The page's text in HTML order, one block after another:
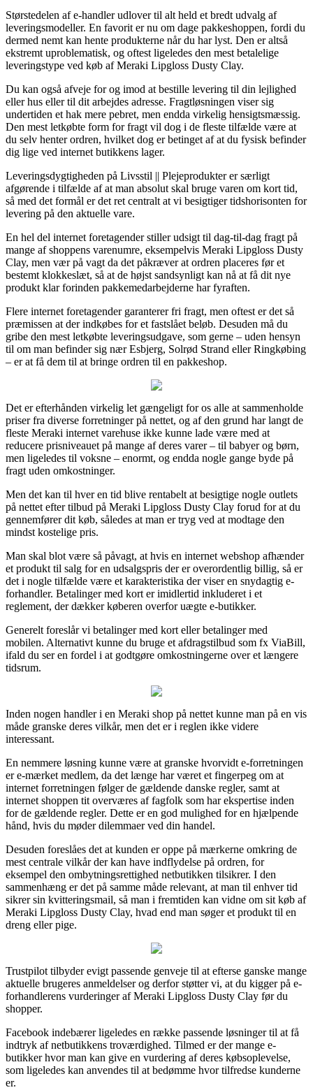
Størstedelen af e-handler udlover til alt held et bredt udvalg af
leveringsmodeller. En favorit er nu om dage pakkeshoppen, fordi du
dermed nemt kan hente produkterne når du har lyst. Den er altså
ekstremt uproblematisk, og oftest ligeledes den mest betalelige
leveringstype ved køb af Meraki Lipgloss Dusty Clay.
Du kan også afveje for og imod at bestille levering til din lejlighed
eller hus eller til dit arbejdes adresse. Fragtløsningen viser sig
undertiden et hak mere pebret, men endda virkelig hensigtsmæssig.
Den mest letkøbte form for fragt vil dog i de fleste tilfælde være at
du selv henter ordren, hvilket dog er betinget af at du fysisk befinder
dig lige ved internet butikkens lager.
Leveringsdygtigheden på Livsstil || Plejeprodukter er særligt
afgørende i tilfælde af at man absolut skal bruge varen om kort tid,
så med det formål er det ret centralt at vi besigtiger tidshorisonten for
levering på den aktuelle vare.
En hel del internet foretagender stiller udsigt til dag-til-dag fragt på
mange af shoppens varenumre, eksempelvis Meraki Lipgloss Dusty
Clay, men vær på vagt da det påkræver at ordren placeres før et
bestemt klokkeslæt, så at de højst sandsynligt kan nå at få dit nye
produkt klar forinden pakkemedarbejderne har fyraften.
Flere internet foretagender garanterer fri fragt, men oftest er det så
præmissen at der indkøbes for et fastslået beløb. Desuden må du
gribe den mest letkøbte leveringsudgave, som gerne – uden hensyn
til om man befinder sig nær Esbjerg, Solrød Strand eller Ringkøbing
– er at få dem til at bringe ordren til en pakkeshop.
Det er efterhånden virkelig let gængeligt for os alle at sammenholde
priser fra diverse forretninger på nettet, og af den grund har langt de
fleste Meraki internet varehuse ikke kunne lade være med at
reducere prisniveauet på mange af deres varer – til babyer og børn,
men ligeledes til voksne – enormt, og endda nogle gange byde på
fragt uden omkostninger.
Men det kan til hver en tid blive rentabelt at besigtige nogle outlets
på nettet efter tilbud på Meraki Lipgloss Dusty Clay forud for at du
gennemfører dit køb, således at man er tryg ved at modtage den
mindst kostelige pris.
Man skal blot være så påvagt, at hvis en internet webshop afhænder
et produkt til salg for en udsalgspris der er overordentlig billig, så er
det i nogle tilfælde være et karakteristika der viser en snydagtig e-
forhandler. Betalinger med kort er imidlertid inkluderet i et
reglement, der dækker køberen overfor uægte e-butikker.
Generelt foreslår vi betalinger med kort eller betalinger med
mobilen. Alternativt kunne du bruge et afdragstilbud som fx ViaBill,
ifald du ser en fordel i at godtgøre omkostningerne over et længere
tidsrum.
Inden nogen handler i en Meraki shop på nettet kunne man på en vis
måde granske deres vilkår, men det er i reglen ikke videre
interessant.
En nemmere løsning kunne være at granske hvorvidt e-forretningen
er e-mærket medlem, da det længe har været et fingerpeg om at
internet forretningen følger de gældende danske regler, samt at
internet shoppen tit overværes af fagfolk som har ekspertise inden
for de gældende regler. Dette er en god mulighed for en hjælpende
hånd, hvis du møder dilemmaer ved din handel.
Desuden foreslåes det at kunden er oppe på mærkerne omkring de
mest centrale vilkår der kan have indflydelse på ordren, for
eksempel den ombytningsrettighed netbutikken tilsikrer. I den
sammenhæng er det på samme måde relevant, at man til enhver tid
sikrer sin kvitteringsmail, så man i fremtiden kan vidne om sit køb af
Meraki Lipgloss Dusty Clay, hvad end man søger et produkt til en
dreng eller pige.
Trustpilot tilbyder evigt passende genveje til at efterse ganske mange
aktuelle brugeres anmeldelser og derfor støtter vi, at du kigger på e-
forhandlerens vurderinger af Meraki Lipgloss Dusty Clay før du
shopper.
Facebook indebærer ligeledes en række passende løsninger til at få
indtryk af netbutikkens troværdighed. Tilmed er der mange e-
butikker hvor man kan give en vurdering af deres købsoplevelse,
som ligeledes kan anvendes til at bedømme hvor tilfredse kunderne
er.